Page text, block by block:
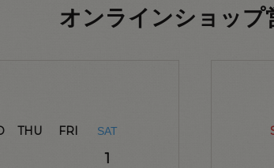
オンラインショップ
THU FRI SAT
1